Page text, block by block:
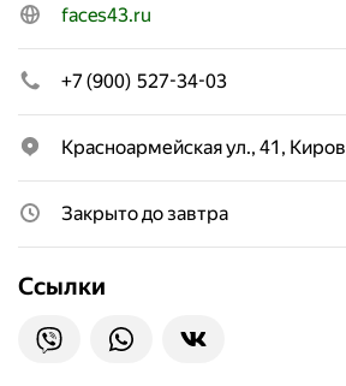
faces43.ru
+7 (900) 527-34-03
Красноармейская ул., 41, Киров
Закрыто до завтра
Ссылки